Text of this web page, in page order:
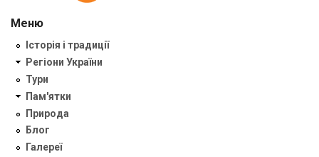
Меню
Історія і традиції
Регіони України
Тури
Пам'ятки
Природа
Блог
Галереї